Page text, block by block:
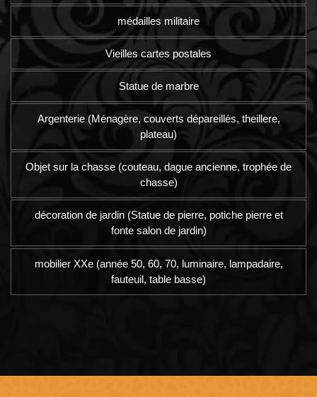
médailles militaire
Vieilles cartes postales
Statue de marbre
Argenterie (Ménagère, couverts dépareillés, theillere,
plateau)
Objet sur la chasse (couteau, dague ancienne, trophée de
chasse)
décoration de jardin (Statue de pierre, potiche pierre et
fonte salon de jardin)
mobilier XXe (année 50, 60, 70, luminaire, lampadaire,
fauteuil, table basse)